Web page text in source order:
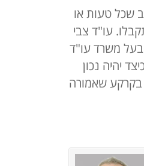
שכל טעות או
עו"ד צבי
בעל משרד עו"ד
יהיה נכון
שאמורה